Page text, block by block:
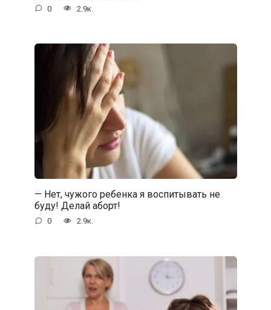
0 2.9к.
— Нет, чужого ребенка я воспитывать не
буду! Делай аборт!
0 2.9к.